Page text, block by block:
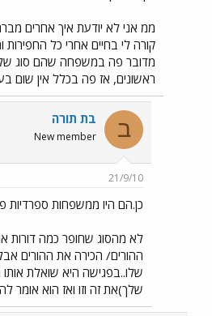
ממ אני לא יודעת איך אחרים
קורה לי בחיים אחרי כל החפירות
מדובר פה במשפחה שהם סוג של
ראשונים, אז פה בכלל אין שום
ב בת תורה
New member
21/9/10
כן.הם היו ממשפחות ספרדיות
לא מהסוג שחופר כמה דורות
ההורים/ הכירה את ההורים
שלו..בפגישה היא שואלת
שלך)את זה וזו ואז הוא אומר לה